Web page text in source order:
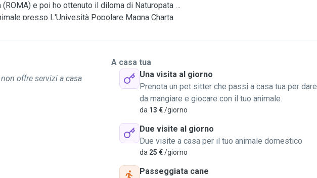
e poi ho ottenuto il diloma di Naturopata e
presso L'Univesità Popolare Magna Charta .
con attenzione alle esigenze emotive,
ogni animale. Credo nella comunicazione
un ambiente sereno anche in assenza del
mi impegno a far
e felice. Ho anche esperienza con
casa da 10 anni il mio bellissimo Marvin. Sono una
offre servizi a casa
A casa tua
Una visita al giorno
Prenota un pet sitter che passi a casa tua per dare
da mangiare e giocare con il tuo animale.
da 13 €/giorno
Due visite al giorno
Due visite a casa per il tuo animale domestico
da 25 €/giorno
Passeggiata cane